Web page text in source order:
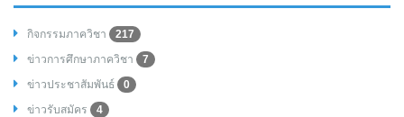
กิจกรรมภาควิชา
217
ข่าวการศึกษาภาควิชา
7
ข่าวประชาสัมพันธ์
0
ข่าวรับสมัคร
4